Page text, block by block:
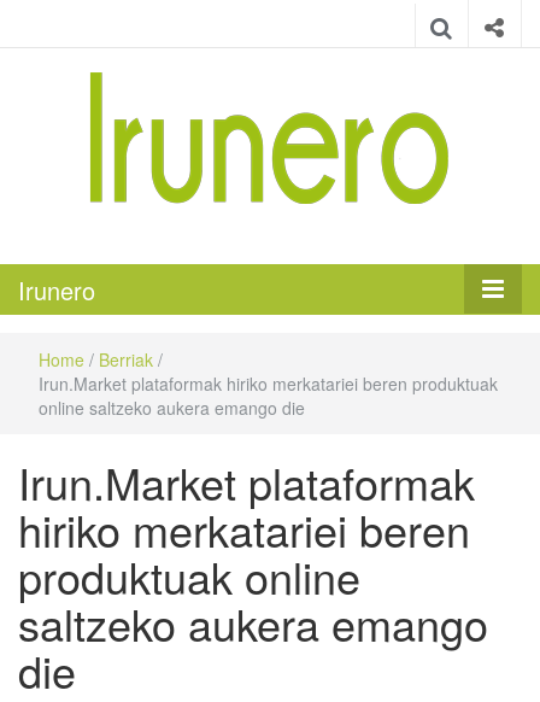
Irunero
Home / Berriak /
Irun.Market plataformak hiriko merkatariei beren produktuak
online saltzeko aukera emango die
Irun.Market plataformak
hiriko merkatariei beren
produktuak online
saltzeko aukera emango
die